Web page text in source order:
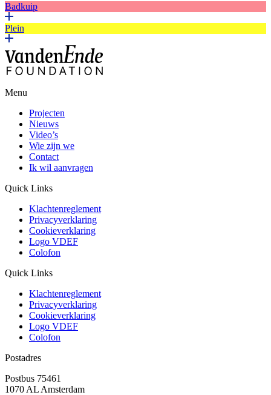
Badkuip
Plein
Menu
Projecten
Nieuws
Video’s
Wie zijn we
Contact
Ik wil aanvragen
Quick Links
Klachtenreglement
Privacyverklaring
Cookieverklaring
Logo VDEF
Colofon
Quick Links
Klachtenreglement
Privacyverklaring
Cookieverklaring
Logo VDEF
Colofon
Postadres
Postbus 75461
1070 AL Amsterdam